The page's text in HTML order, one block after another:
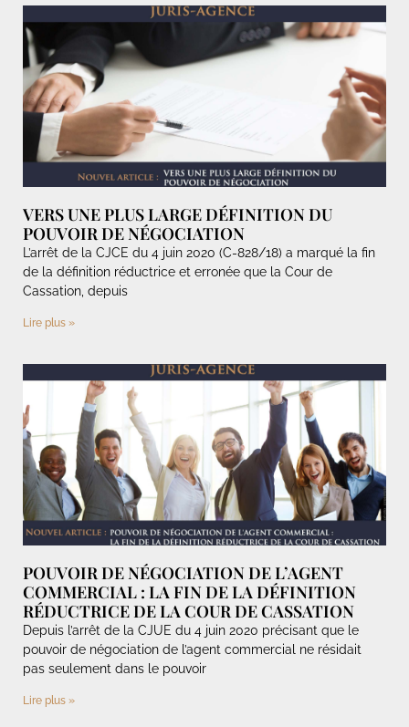
VERS UNE PLUS LARGE DÉFINITION DU
POUVOIR DE NÉGOCIATION
L’arrêt de la CJCE du 4 juin 2020 (C-828/18) a marqué la fin
de la définition réductrice et erronée que la Cour de
Cassation, depuis
Lire plus »
POUVOIR DE NÉGOCIATION DE L’AGENT
COMMERCIAL : LA FIN DE LA DÉFINITION
RÉDUCTRICE DE LA COUR DE CASSATION
Depuis l’arrêt de la CJUE du 4 juin 2020 précisant que le
pouvoir de négociation de l’agent commercial ne résidait
pas seulement dans le pouvoir
Lire plus »